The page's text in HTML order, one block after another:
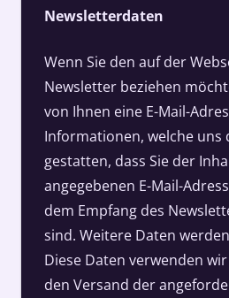
Newsletterdaten
Wenn Sie den auf der
Newsletter beziehen
von Ihnen eine E-Mail-
Informationen, welche uns
gestatten, dass Sie der
angegebenen E-Mail-
dem Empfang des
sind. Weitere Daten
Diese Daten verwenden
den Versand der